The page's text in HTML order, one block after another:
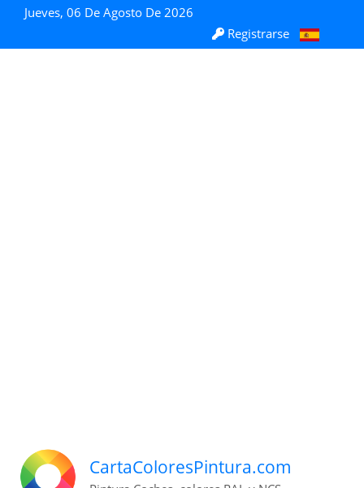
Jueves, 06 De Agosto De 2026
Registrarse
CartaColoresPintura.com